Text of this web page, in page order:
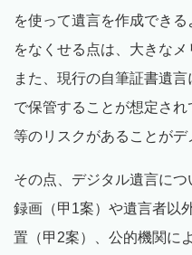
を使って遺言を作成でき
をなくせる点は、大きなメ
また、現行の自筆証書遺
で保管することが想定さ
等のリスクがあることがデ
その点、デジタル遺言につ
録画（甲1案）や遺言者以
置（甲2案）、公的機関に